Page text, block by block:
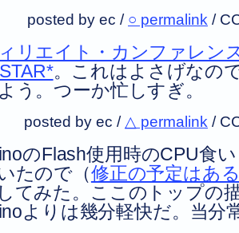
posted by ec / ○ permalink /
リエイト・カンファレン
。これはよさげなの
う。つーか忙しすぎ。
posted by ec / △ permalink /
のFlash使用時のCPU食
たので（修正の予定はあ
てみた。ここのトップの
よりは幾分軽快だ。当分